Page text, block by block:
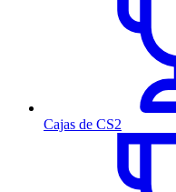
Cajas de CS2